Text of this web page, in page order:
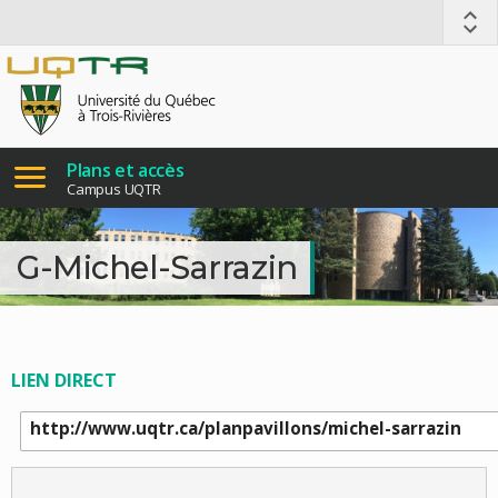
Plans et accès
Campus UQTR
G-Michel-Sarrazin
LIEN DIRECT